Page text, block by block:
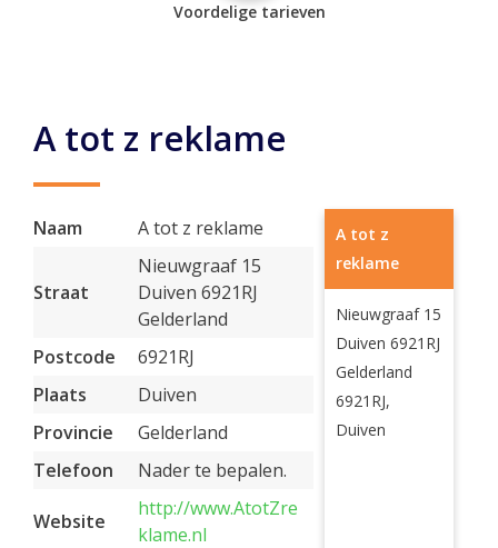
Voordelige tarieven
A tot z reklame
Naam A tot z reklame
Straat
Nieuwgraaf 15
Duiven 6921RJ
Gelderland
Postcode
6921RJ
Plaats
Duiven
Provincie
Gelderland
Telefoon
Nader te bepalen.
Website
http://www.AtotZre
klame.nl
A tot z
reklame
Nieuwgraaf 15
Duiven 6921RJ
Gelderland
6921RJ,
Duiven